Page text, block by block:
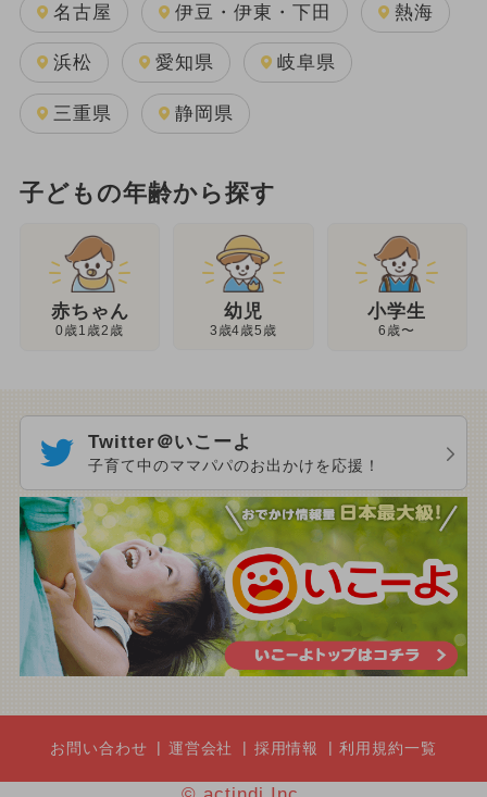
名古屋 伊豆・伊東・下田 熱海
浜松 愛知県 岐阜県
三重県 静岡県
子どもの年齢から探す
赤ちゃん
0歳1歳2歳
幼児
3歳4歳5歳
小学生
6歳〜
Twitter＠いこーよ
子育て中のママパパのお出かけを応援！
お問い合わせ 運営会社 採用情報 利用規約一覧